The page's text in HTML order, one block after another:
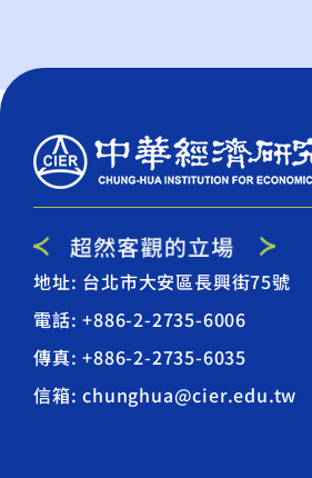
地址: 台北市大安區長興街75號
電話: +886-2-2735-6006
傳真: +886-2-2735-6035
信箱: chunghua@cier.edu.tw